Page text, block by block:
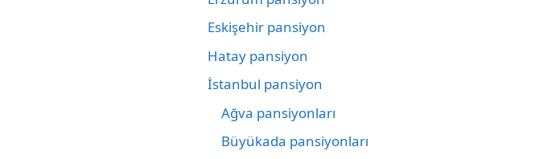
Eskişehir pansiyon
Hatay pansiyon
İstanbul pansiyon
Ağva pansiyonları
Büyükada pansiyonları